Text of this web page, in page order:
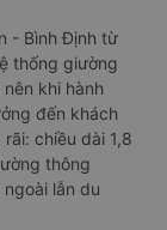
- Bình Định từ
thống giường
khi hành
đến khách
chiều dài 1,8
thông
lẫn du